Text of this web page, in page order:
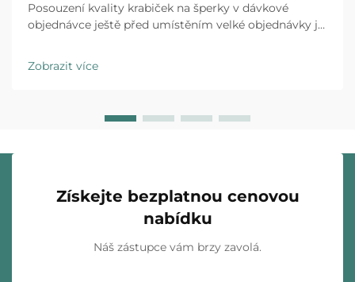
Posouzení kvality krabiček na šperky v dávkové
objednávce ještě před umístěním velké objednávky je
pověst vaší značky, spokojenost zákazníků a celkovou
rentabilitu. Ať už jste prodejcem šperků v obchodě, e-
Zobrazit více
Získejte bezplatnou cenovou
nabídku
Náš zástupce vám brzy zavolá.